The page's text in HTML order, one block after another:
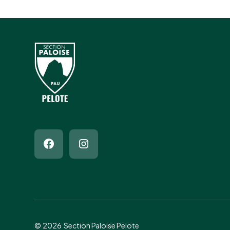
© 2026 Section Paloise Pelote